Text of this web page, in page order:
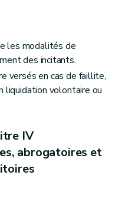
les modalités de
des incitants.
versés en cas de faillite,
liquidation volontaire ou
IV
abrogatoires et